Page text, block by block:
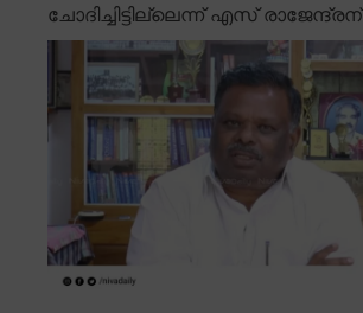
ചോദിച്ചിട്ടില്ലെന്ന് എസ് രാജേന്ദ്രന്